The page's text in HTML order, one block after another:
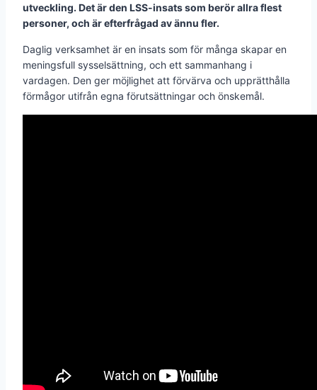
utveckling. Det är den LSS-insats som berör allra flest
personer, och är efterfrågad av ännu fler.
Daglig verksamhet är en insats som för många skapar en
meningsfull sysselsättning, och ett sammanhang i
vardagen. Den ger möjlighet att förvärva och upprätthålla
förmågor utifrån egna förutsättningar och önskemål.